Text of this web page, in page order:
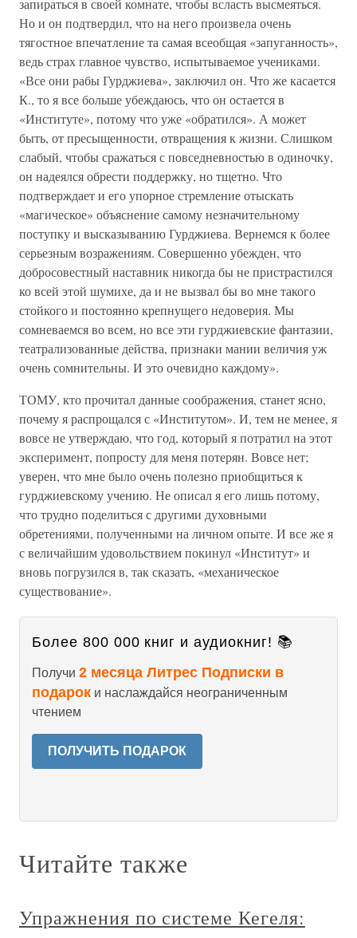
запираться в своей комнате, чтобы всласть высмеяться.
Но и он подтвердил, что на него произвела очень
тягостное впечатление та самая всеобщая «запуганность»,
ведь страх главное чувство, испытываемое учениками.
«Все они рабы Гурджиева», заключил он. Что же касается
К., то я все больше убеждаюсь, что он остается в
«Институте», потому что уже «обратился». А может
быть, от пресыщенности, отвращения к жизни. Слишком
слабый, чтобы сражаться с повседневностью в одиночку,
он надеялся обрести поддержку, но тщетно. Что
подтверждает и его упорное стремление отыскать
«магическое» объяснение самому незначительному
поступку и высказыванию Гурджиева. Вернемся к более
серьезным возражениям. Совершенно убежден, что
добросовестный наставник никогда бы не пристрастился
ко всей этой шумихе, да и не вызвал бы во мне такого
стойкого и постоянно крепнущего недоверия. Мы
сомневаемся во всем, но все эти гурджиевские фантазии,
театрализованные действа, признаки мании величия уж
очень сомнительны. И это очевидно каждому».
ТОМУ, кто прочитал данные соображения, станет ясно,
почему я распрощался с «Институтом». И, тем не менее, я
вовсе не утверждаю, что год, который я потратил на этот
эксперимент, попросту для меня потерян. Вовсе нет;
уверен, что мне было очень полезно приобщиться к
гурджиевскому учению. Не описал я его лишь потому,
что трудно поделиться с другими духовными
обретениями, полученными на личном опыте. И все же я
с величайшим удовольствием покинул «Институт» и
вновь погрузился в, так сказать, «механическое
существование».
Более 800 000 книг и аудиокниг! 📚
Получи 2 месяца Литрес Подписки в
подарок и наслаждайся неограниченным
чтением
ПОЛУЧИТЬ ПОДАРОК
Читайте также
Упражнения по системе Кегеля: